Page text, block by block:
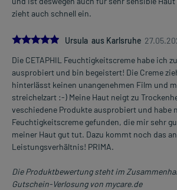
zieht auch schnell ein.
5.0
Ursula aus Karlsruhe
Die CETAPHIL Feuchtigkeitscreme habe ich
ausprobiert und bin begeistert! Die Creme
hinterlässt keinen unangenehmen Film und
streichelzart :-) Meine Haut neigt zu
veschiedene Produkte ausprobiert und habe
Feuchtigkeitscreme gefunden, die mir sehr
meiner Haut gut tut. Dazu kommt noch das
Leistungsverhältnis! PRIMA.
Die Produktbewertung steht im
Gutschein-Verlosung von mycare.de